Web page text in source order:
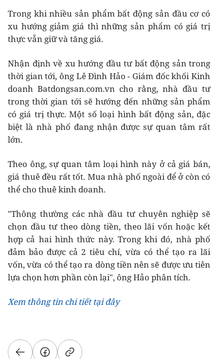
Trong khi nhiều sản phẩm bất động sản đầu cơ có
xu hướng giảm giá thì những sản phẩm có giá trị
thực vẫn giữ và tăng giá.
Nhận định về xu hướng đầu tư bất động sản trong
thời gian tới, ông Lê Đình Hảo - Giám đốc khối Kinh
doanh Batdongsan.com.vn cho rằng, nhà đầu tư
trong thời gian tới sẽ hướng đến những sản phẩm
có giá trị thực. Một số loại hình bất động sản, đặc
biệt là nhà phố đang nhận được sự quan tâm rất
lớn.
Theo ông, sự quan tâm loại hình này ở cả giá bán,
giá thuê đều rất tốt. Mua nhà phố ngoài để ở còn có
thể cho thuê kinh doanh.
"Thông thường các nhà đầu tư chuyên nghiệp sẽ
chọn đầu tư theo dòng tiền, theo lãi vốn hoặc kết
hợp cả hai hình thức này. Trong khi đó, nhà phố
đảm bảo được cả 2 tiêu chí, vừa có thể tạo ra lãi
vốn, vừa có thể tạo ra dòng tiền nên sẽ được ưu tiên
lựa chọn hơn phần còn lại", ông Hảo phân tích.
Xem thông tin chi tiết tại đây